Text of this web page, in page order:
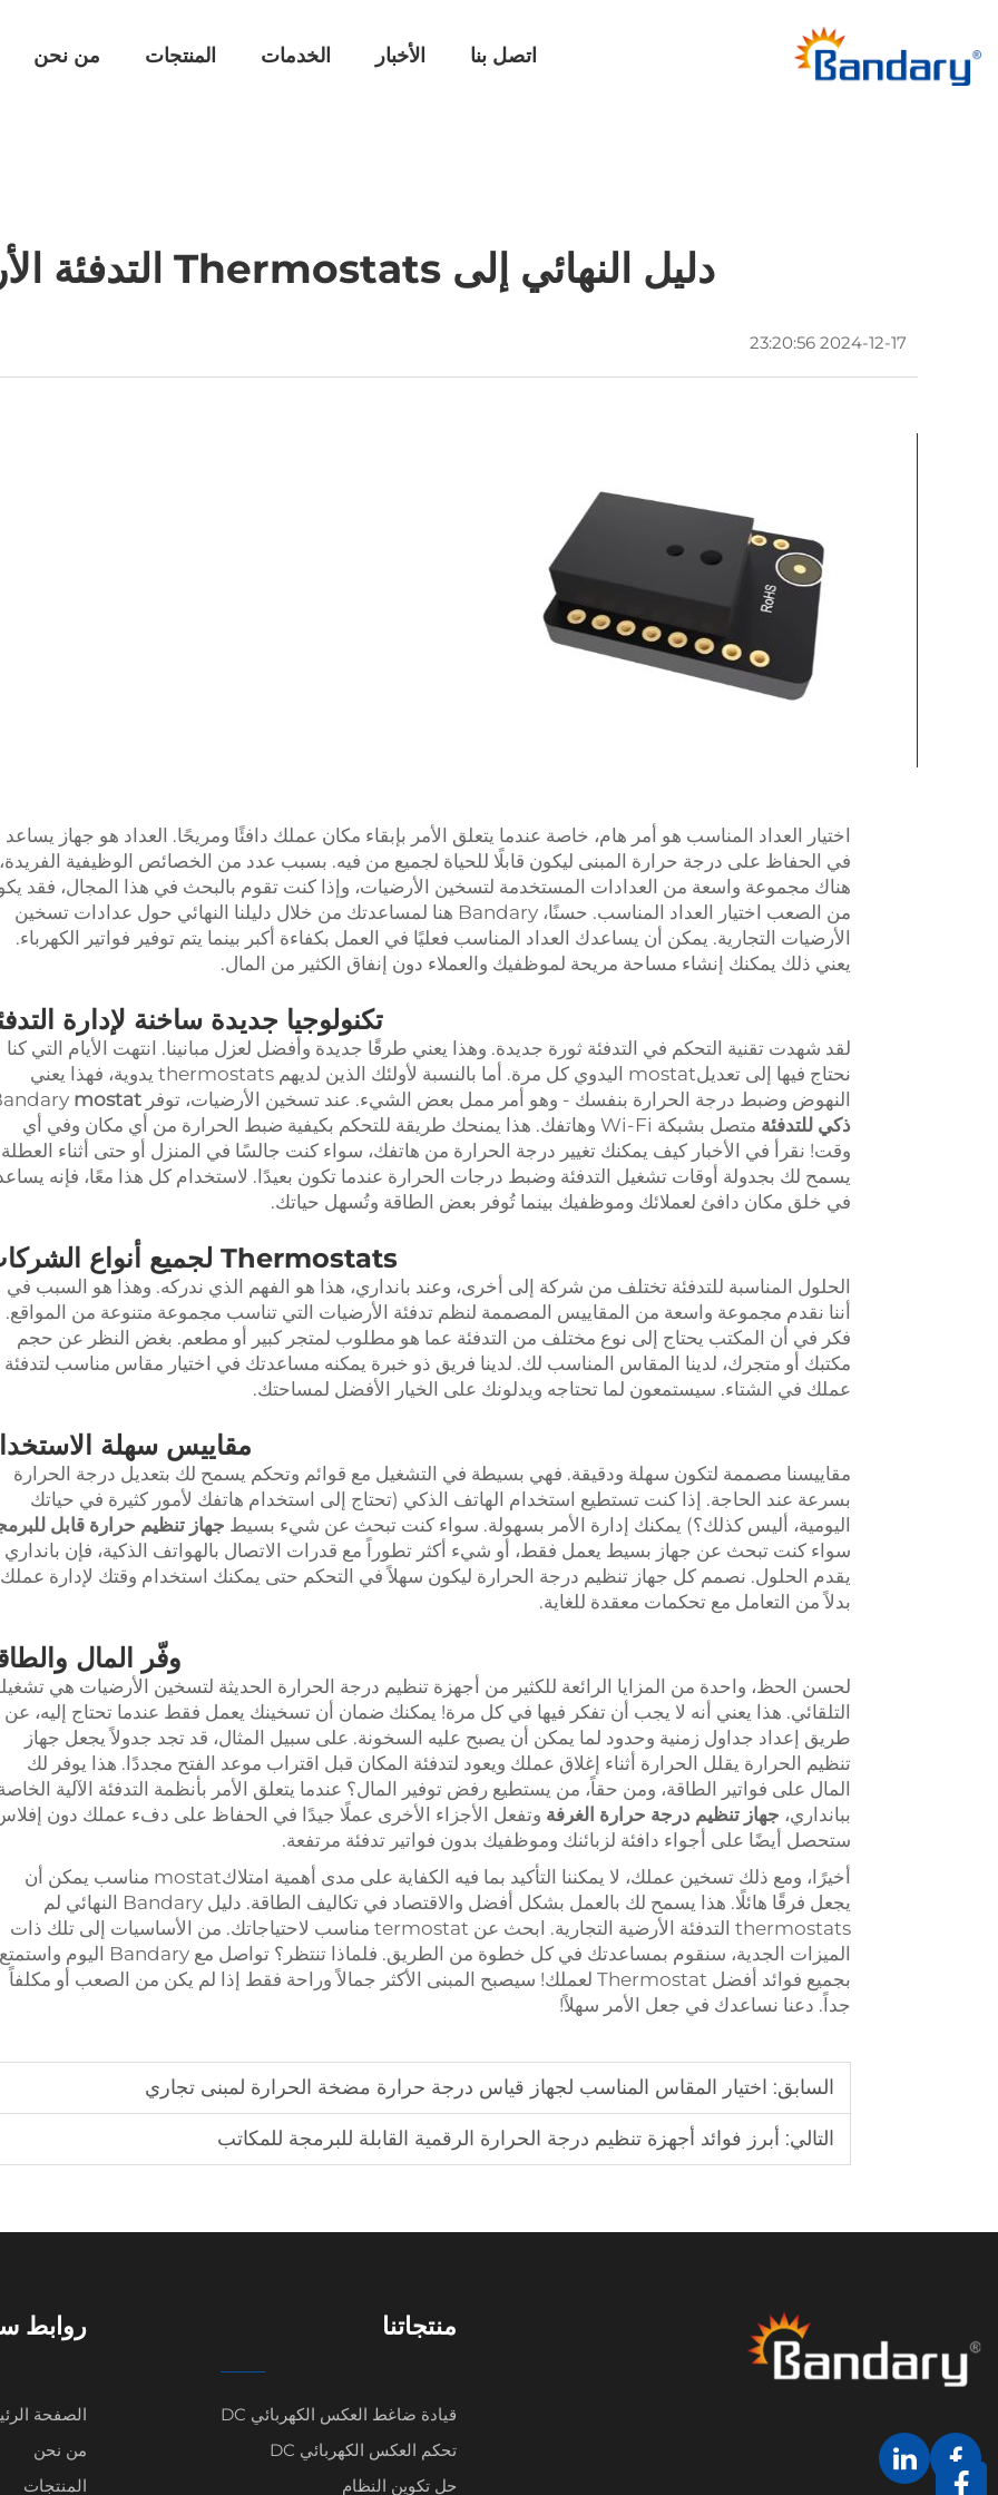
من نحن المنتجات الخدمات الأخبار اتصل بنا
دليل النهائي إلى Thermostats التدفئة الأرضية التجارية
2024-12-17 23:20:56
اختيار العداد المناسب هو أمر هام، خاصة عندما يتعلق الأمر بإبقاء مكان عملك دافئًا ومريحًا. العداد هو جهاز يساعد
في الحفاظ على درجة حرارة المبنى ليكون قابلًا للحياة لجميع من فيه. بسبب عدد من الخصائص الوظيفية الفريدة،
هناك مجموعة واسعة من العدادات المستخدمة لتسخين الأرضيات، وإذا كنت تقوم بالبحث في هذا المجال، فقد
من الصعب اختيار العداد المناسب. حسنًا، Bandary هنا لمساعدتك من خلال دليلنا النهائي حول عدادات تسخين
الأرضيات التجارية. يمكن أن يساعدك العداد المناسب فعليًا في العمل بكفاءة أكبر بينما يتم توفير فواتير الكهرباء.
يعني ذلك يمكنك إنشاء مساحة مريحة لموظفيك والعملاء دون إنفاق الكثير من المال.
تكنولوجيا جديدة ساخنة لإدارة
لقد شهدت تقنية التحكم في التدفئة ثورة جديدة. وهذا يعني طرقًا جديدة وأفضل لعزل مبانينا. انتهت الأيام التي كنا
نحتاج فيها إلى تعديلmostat اليدوي كل مرة. أما بالنسبة لأولئك الذين لديهم thermostats يدوية، فهذا يعني
النهوض وضبط درجة الحرارة بنفسك - وهو أمر ممل بعض الشيء. عند تسخين الأرضيات، توفر Bandary mostat
ذكي للتدفئة
متصل بشبكة Wi-Fi وهاتفك. هذا يمنحك طريقة للتحكم بكيفية ضبط الحرارة من أي مكان وفي أي
وقت! نقرأ في الأخبار كيف يمكنك تغيير درجة الحرارة من هاتفك، سواء كنت جالسًا في المنزل أو حتى أثناء
يسمح لك بجدولة أوقات تشغيل التدفئة وضبط درجات الحرارة عندما تكون بعيدًا. لاستخدام كل هذا معًا، فإنه
في خلق مكان دافئ لعملائك وموظفيك بينما تُوفر بعض الطاقة وتُسهل حياتك.
Thermostats لجميع أنواع الشركات
الحلول المناسبة للتدفئة تختلف من شركة إلى أخرى، وعند بانداري، هذا هو الفهم الذي ندركه. وهذا هو السبب في
أننا نقدم مجموعة واسعة من المقاييس المصممة لنظم تدفئة الأرضيات التي تناسب مجموعة متنوعة من المواقع.
فكر في أن المكتب يحتاج إلى نوع مختلف من التدفئة عما هو مطلوب لمتجر كبير أو مطعم. بغض النظر عن حجم
مكتبك أو متجرك، لدينا المقاس المناسب لك. لدينا فريق ذو خبرة يمكنه مساعدتك في اختيار مقاس مناسب لتدفئة
عملك في الشتاء. سيستمعون لما تحتاجه ويدلونك على الخيار الأفضل لمساحتك.
مقاييس سهلة
مقاييسنا مصممة لتكون سهلة ودقيقة. فهي بسيطة في التشغيل مع قوائم وتحكم يسمح لك بتعديل درجة الحرارة
بسرعة عند الحاجة. إذا كنت تستطيع استخدام الهاتف الذكي (تحتاج إلى استخدام هاتفك لأمور كثيرة في حياتك
اليومية، أليس كذلك؟) يمكنك إدارة الأمر بسهولة. سواء كنت تبحث عن شيء بسيط جهاز تنظيم حرارة قابل
سواء كنت تبحث عن جهاز بسيط يعمل فقط، أو شيء أكثر تطوراً مع قدرات الاتصال بالهواتف الذكية، فإن بانداري
يقدم الحلول. نصمم كل جهاز تنظيم درجة الحرارة ليكون سهلاً في التحكم حتى يمكنك استخدام وقتك لإدارة عملك
بدلاً من التعامل مع تحكمات معقدة للغاية.
وفّر المال
لحسن الحظ، واحدة من المزايا الرائعة للكثير من أجهزة تنظيم درجة الحرارة الحديثة لتسخين الأرضيات هي
التلقائي. هذا يعني أنه لا يجب أن تفكر فيها في كل مرة! يمكنك ضمان أن تسخينك يعمل فقط عندما تحتاج إليه، عن
طريق إعداد جداول زمنية وحدود لما يمكن أن يصبح عليه السخونة. على سبيل المثال، قد تجد جدولاً يجعل جهاز
تنظيم الحرارة يقلل الحرارة أثناء إغلاق عملك ويعود لتدفئة المكان قبل اقتراب موعد الفتح مجددًا. هذا يوفر لك
المال على فواتير الطاقة، ومن حقاً، من يستطيع رفض توفير المال؟ عندما يتعلق الأمر بأنظمة التدفئة الآلية
ببانداري، جهاز تنظيم درجة حرارة الغرفة وتفعل الأجزاء الأخرى عملًا جيدًا في الحفاظ على دفء عملك دون
ستحصل أيضًا على أجواء دافئة لزبائنك وموظفيك بدون فواتير تدفئة مرتفعة.
أخيرًا، ومع ذلك تسخين عملك، لا يمكننا التأكيد بما فيه الكفاية على مدى أهمية امتلاكmostat مناسب يمكن أن
يجعل فرقًا هائلًا. هذا يسمح لك بالعمل بشكل أفضل والاقتصاد في تكاليف الطاقة. دليل Bandary النهائي لم
thermostats التدفئة الأرضية التجارية. ابحث عن termostat مناسب لاحتياجاتك. من الأساسيات إلى تلك ذات
الميزات الجدية، سنقوم بمساعدتك في كل خطوة من الطريق. فلماذا تنتظر؟ تواصل مع Bandary اليوم واستمتع
بجميع فوائد أفضل Thermostat لعملك! سيصبح المبنى الأكثر جمالاً وراحة فقط إذا لم يكن من الصعب أو مكلفاً
جداً. دعنا نساعدك في جعل الأمر سهلاً!
السابق: اختيار المقاس المناسب لجهاز قياس درجة حرارة مضخة الحرارة لمبنى تجاري
التالي: أبرز فوائد أجهزة تنظيم درجة الحرارة الرقمية القابلة للبرمجة للمكاتب
منتجاتنا
قيادة ضاغط العكس الكهربائي DC
تحكم العكس الكهربائي DC
حل تكوين النظام
روابط
الصفحة
من نحن
المنتجات